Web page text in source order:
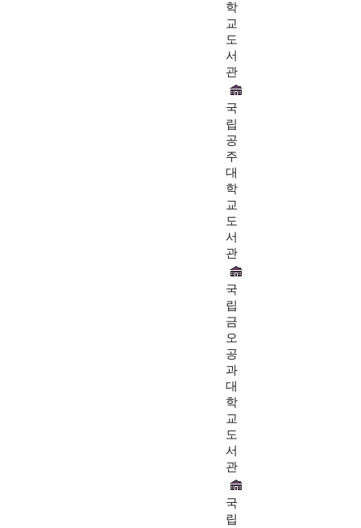
학
교
도
서
관
국
립
공
주
대
학
교
도
서
관
국
립
금
오
공
과
대
학
교
도
서
관
국
립